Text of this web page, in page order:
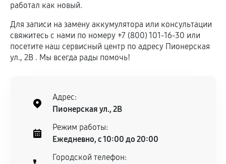
работал как новый.
Для записи на замену аккумулятора или консультации
свяжитесь с нами по номеру +7 (800) 101-16-30 или
посетите наш сервисный центр по адресу Пионерская
ул., 2В . Мы всегда рады помочь!
Адрес:
Пионерская ул., 2В
Режим работы:
Ежедневно, с 10:00 до 20:00
Городской телефон: